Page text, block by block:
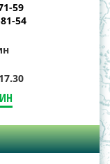
59
54